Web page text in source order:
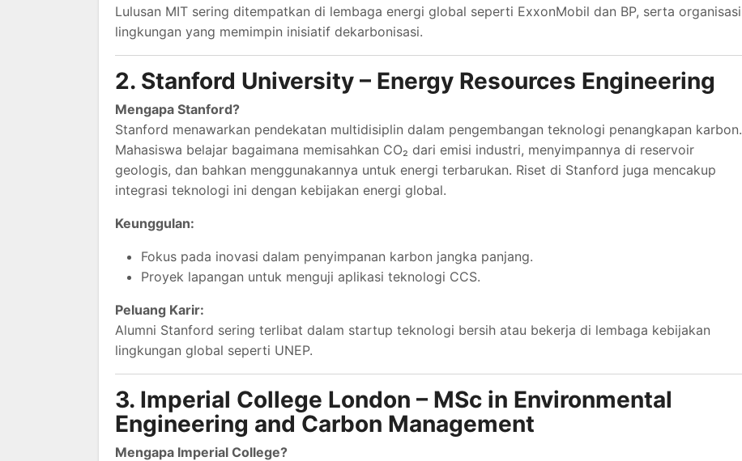
Lulusan MIT sering ditempatkan di lembaga energi global seperti ExxonMobil dan BP, serta organisasi
lingkungan yang memimpin inisiatif dekarbonisasi.
2. Stanford University – Energy Resources Engineering
Mengapa Stanford?
Stanford menawarkan pendekatan multidisiplin dalam pengembangan teknologi penangkapan karbon.
Mahasiswa belajar bagaimana memisahkan CO₂ dari emisi industri, menyimpannya di reservoir
geologis, dan bahkan menggunakannya untuk energi terbarukan. Riset di Stanford juga mencakup
integrasi teknologi ini dengan kebijakan energi global.
Keunggulan:
Fokus pada inovasi dalam penyimpanan karbon jangka panjang.
Proyek lapangan untuk menguji aplikasi teknologi CCS.
Peluang Karir:
Alumni Stanford sering terlibat dalam startup teknologi bersih atau bekerja di lembaga kebijakan
lingkungan global seperti UNEP.
3. Imperial College London – MSc in Environmental
Engineering and Carbon Management
Mengapa Imperial College?